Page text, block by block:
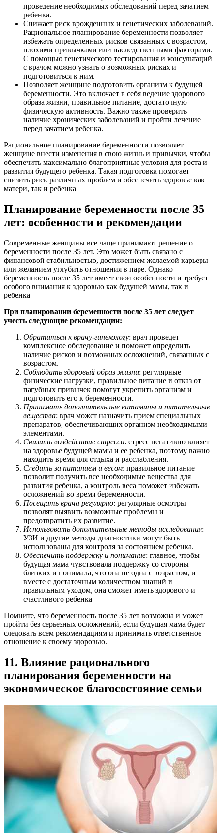
проведение необходимых обследований перед зачатием
ребенка.
Снижает риск врожденных и генетических заболеваний.
Рациональное планирование беременности позволяет
избежать определенных рисков связанных с возрастом,
плохими привычками или наследственными факторами.
С помощью генетического тестирования и консультаций
с врачом можно узнать о возможных рисках и
подготовиться к ним.
Позволяет женщине подготовить организм к будущей
беременности. Это включает в себя ведение здорового
образа жизни, правильное питание, достаточную
физическую активность. Важно также проверить
наличие хронических заболеваний и пройти лечение
перед зачатием ребенка.
Рациональное планирование беременности позволяет
женщине внести изменения в свою жизнь и привычки, чтобы
обеспечить максимально благоприятные условия для роста и
развития будущего ребенка. Такая подготовка помогает
снизить риск различных проблем и обеспечить здоровье как
матери, так и ребенка.
Планирование беременности после 35
лет: особенности и рекомендации
Современные женщины все чаще принимают решение о
беременности после 35 лет. Это может быть связано с
финансовой стабильностью, достижением желаемой карьеры
или желанием углубить отношения в паре. Однако
беременность после 35 лет имеет свои особенности и требует
особого внимания к здоровью как будущей мамы, так и
ребенка.
При планировании беременности после 35 лет следует
учесть следующие рекомендации:
Обратиться к врачу-гинекологу: врач проведет
комплексное обследование и поможет определить
наличие рисков и возможных осложнений, связанных с
возрастом.
Соблюдать здоровый образ жизни: регулярные
физические нагрузки, правильное питание и отказ от
пагубных привычек помогут укрепить организм и
подготовить его к беременности.
Принимать дополнительные витамины и питательные
вещества: врач может назначить прием специальных
препаратов, обеспечивающих организм необходимыми
элементами.
Снизить воздействие стресса: стресс негативно влияет
на здоровье будущей мамы и ее ребенка, поэтому важно
находить время для отдыха и расслабления.
Следить за питанием и весом: правильное питание
позволит получить все необходимые вещества для
развития ребенка, а контроль веса поможет избежать
осложнений во время беременности.
Посещать врача регулярно: регулярные осмотры
позволят выявить возможные проблемы и
предотвратить их развитие.
Использовать дополнительные методы исследования:
УЗИ и другие методы диагностики могут быть
использованы для контроля за состоянием ребенка.
Обеспечить поддержку и понимание: главное, чтобы
будущая мама чувствовала поддержку со стороны
близких и понимала, что она не одна с возрастом, и
вместе с достаточным количеством знаний и
правильным уходом, она сможет иметь здорового и
счастливого ребенка.
Помните, что беременность после 35 лет возможна и может
пройти без серьезных осложнений, если будущая мама будет
следовать всем рекомендациям и принимать ответственное
отношение к своему здоровью.
11. Влияние рационального
планирования беременности на
экономическое благосостояние семьи